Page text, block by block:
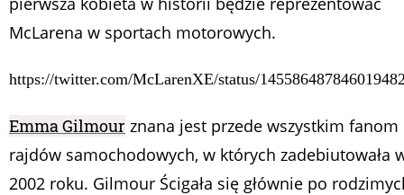
McLarena w sportach motorowych.
https://twitter.com/McLarenXE/status/
Emma Gilmour znana jest przede wszystkim fanom
rajdów samochodowych, w których zadebiutowała
2002 roku. Gilmour Ścigała się głównie po